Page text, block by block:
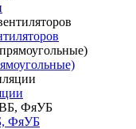
ФяУБ